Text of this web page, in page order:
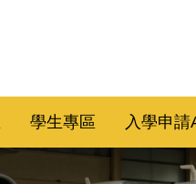
學生專區 入學申請